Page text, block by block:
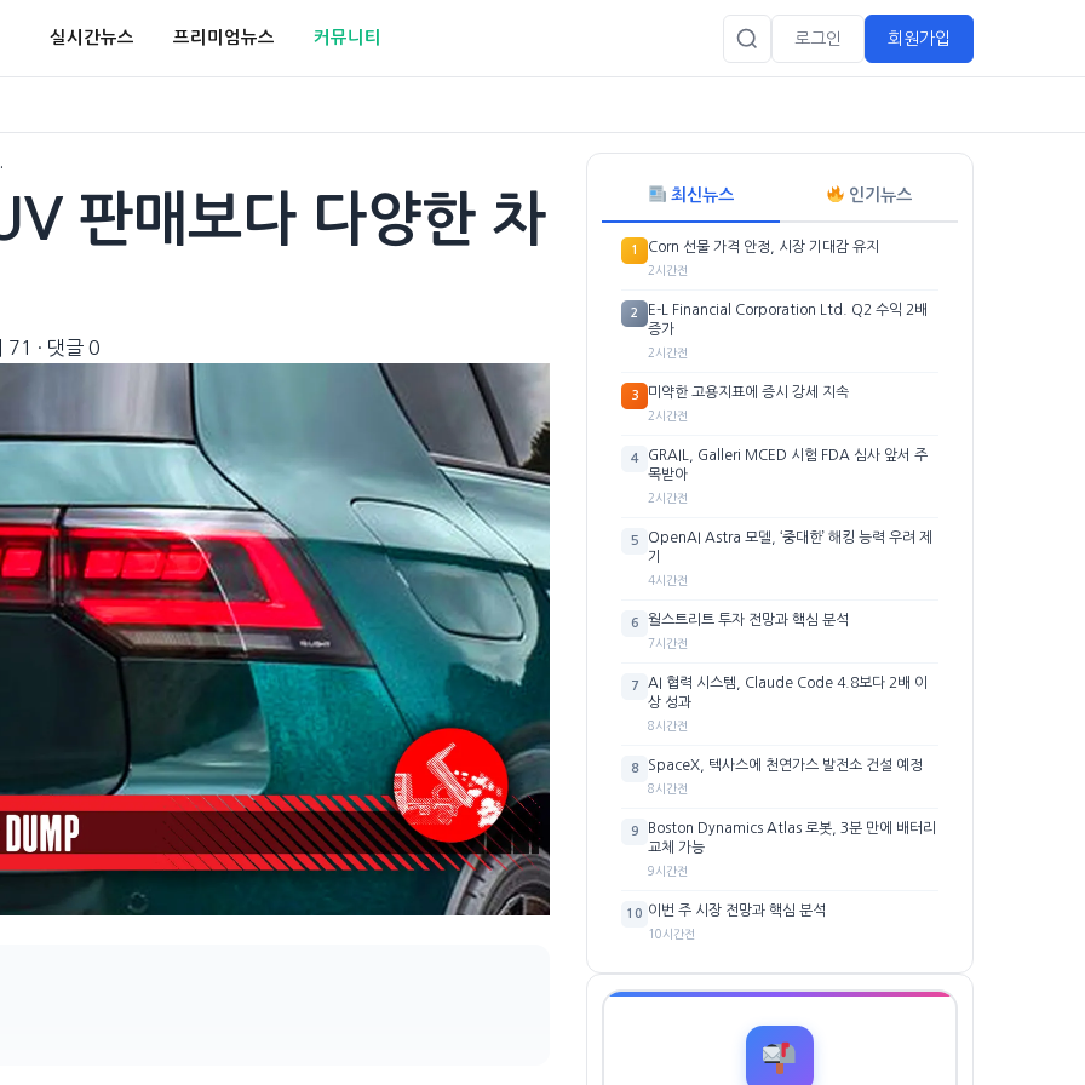
실시간뉴스 프리미엄뉴스 커뮤니티 로그인 회원가입
판매보다 다양한 차
71 · 댓글 0
최신뉴스 인기뉴스
1 Corn 선물 가격 안정, 시장 기대감 유지
2시간전
2
E-L Financial Corporation Ltd. Q2 수익 2배
증가
2시간전
3 미약한 고용지표에 증시 강세 지속
2시간전
4
GRAIL, Galleri MCED 시험 FDA 심사 앞서 주
목받아
2시간전
5
OpenAI Astra 모델, ‘중대한’ 해킹 능력 우려 제
기
4시간전
6 월스트리트 투자 전망과 핵심 분석
7시간전
7
AI 협력 시스템, Claude Code 4.8보다 2배 이
상 성과
8시간전
8 SpaceX, 텍사스에 천연가스 발전소 건설 예정
8시간전
9
Boston Dynamics Atlas 로봇, 3분 만에 배터리
교체 가능
9시간전
10 이번 주 시장 전망과 핵심 분석
10시간전